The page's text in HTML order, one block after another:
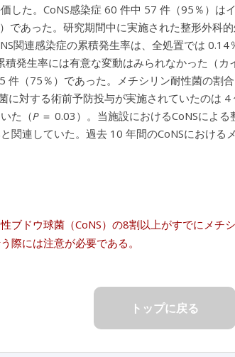
した。CoNS感染症 60 件中 57 件（95％）は
であった。研究期間中に実施された整形外科
関連感染症の累積発生率は、全処置では 0.14
積発生率には有意な変動はみられなかった（カ
件（75％）であった。メチシリン耐性菌の割
に対する術前予防投与が実施されていたのは
た（P＝ 0.03）。当施設におけるCoNSによ
関連していた。過去 10 年間のCoNSにおけ
ブドウ球菌（CoNS）の8割以上がすでにメチ
際には注意が必要である。
トップに戻る